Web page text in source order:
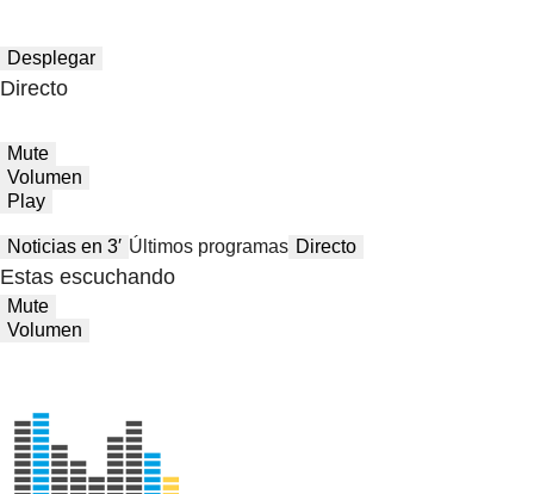
Desplegar
Directo
Mute
Volumen
Play
Noticias en 3′ Últimos programas Directo
Estas escuchando
Mute
Volumen